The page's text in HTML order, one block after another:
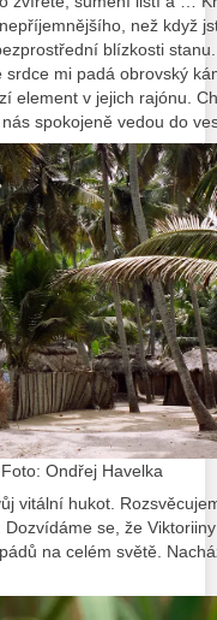
než když
blízkosti
mi padá obrovský
element v jejich rajónu.
spokojeně vedou do
Foto: Ondřej Havelka
vitální hukot.
se, že
na celém světě.